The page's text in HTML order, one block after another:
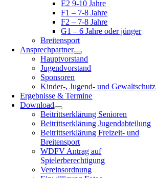
E2 9-10 Jahre
F1 – 7-8 Jahre
F2 – 7-8 Jahre
G1 – 6 Jahre oder jünger
Breitensport
Ansprechpartner
Hauptvorstand
Jugendvorstand
Sponsoren
Kinder-, Jugend- und Gewaltschutz
Ergebnisse & Termine
Download
Beitrittserklärung Senioren
Beitrittserklärung Jugendabteilung
Beitrittserklärung Freizeit- und
Breitensport
WDFV Antrag auf
Spielerberechtigung
Vereinsordnung